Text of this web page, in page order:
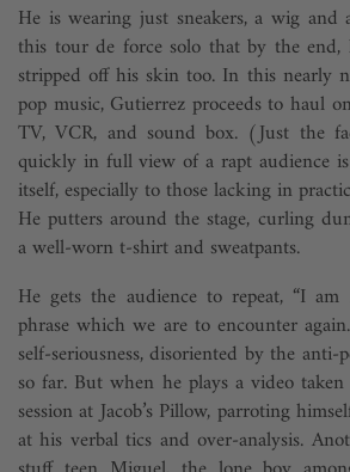
He is wearing just sneakers, a wig and
this tour de force solo that by the end,
stripped off his skin too. In this nearly
pop music, Gutierrez proceeds to haul
TV, VCR, and sound box. (Just the
quickly in full view of a rapt audience
itself, especially to those lacking in
He putters around the stage, curling
a well-worn t-shirt and sweatpants.
He gets the audience to repeat, “I am
phrase which we are to encounter
self-seriousness, disoriented by the
so far. But when he plays a video
session at Jacob’s Pillow, parroting
at his verbal tics and over-analysis.